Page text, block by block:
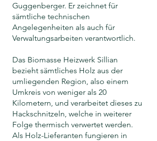
Guggenberger. Er zeichnet für
sämtliche technischen
Angelegenheiten als auch für
Verwaltungsarbeiten verantwortlich.
Das Biomasse Heizwerk Sillian
bezieht sämtliches Holz aus der
umliegenden Region, also einem
Umkreis von weniger als 20
Kilometern, und verarbeitet dieses zu
Hackschnitzeln, welche in weiterer
Folge thermisch verwertet werden.
Als Holz-Lieferanten fungieren in